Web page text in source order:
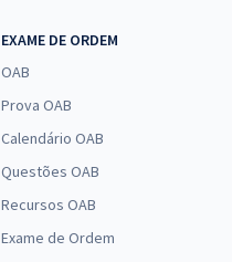
EXAME DE ORDEM
OAB
Prova OAB
Calendário OAB
Questões OAB
Recursos OAB
Exame de Ordem